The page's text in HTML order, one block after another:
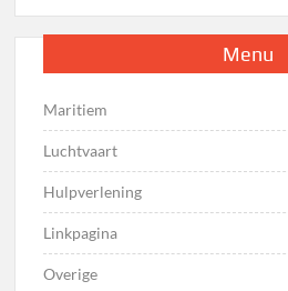
Menu
Maritiem
Luchtvaart
Hulpverlening
Linkpagina
Overige